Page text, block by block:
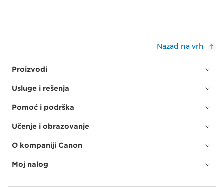
Nazad na vrh
Proizvodi
Usluge i rešenja
Pomoć i podrška
Učenje i obrazovanje
O kompaniji Canon
Moj nalog